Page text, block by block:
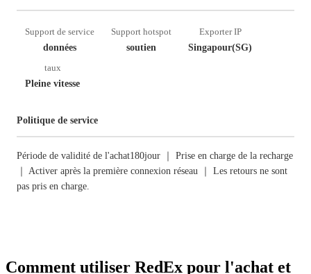
Support de service
données
Support hotspot
soutien
Exporter IP
Singapour(SG)
taux
Pleine vitesse
Politique de service
Période de validité de l'achat180jour ｜ Prise en charge de la recharge
｜ Activer après la première connexion réseau ｜ Les retours ne sont
pas pris en charge.
Comment utiliser RedEx pour l'achat et